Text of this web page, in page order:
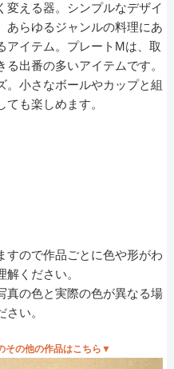
変える器。シンプルなデザイ
あらゆるジャンルの料理にあ
アイテム。プレートMは、取
出番の多いアイテムです。
。小さなボールやカップと組
も楽しめます。
すので作品ごとに色や形がわ
ください。
真の色と実際の色が異なる場
い。
その他の作品はこちら▼